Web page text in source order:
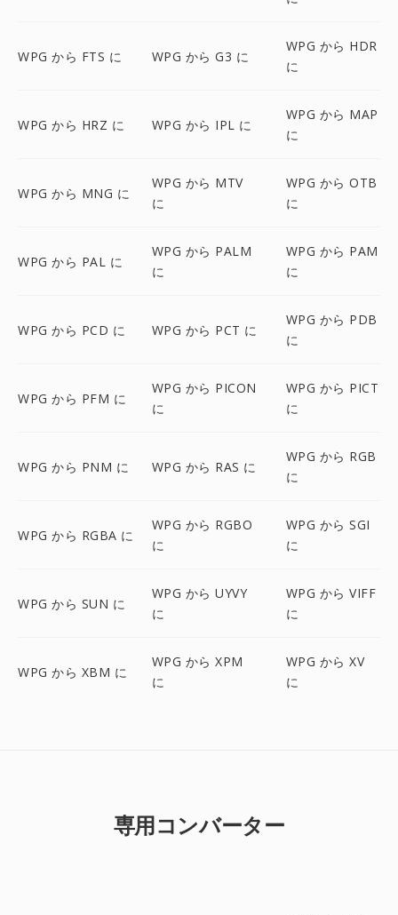
WPG から FTS に WPG から G3 に
WPG から HDR
に
WPG から HRZ に WPG から IPL に
WPG から MAP
に
WPG から MNG に
WPG から MTV
に
WPG から OTB
に
WPG から PAL に
WPG から PALM
に
WPG から PAM
に
WPG から PCD に WPG から PCT に
WPG から PDB
に
WPG から PFM に
WPG から PICON
に
WPG から PICT
に
WPG から PNM に WPG から RAS に
WPG から RGB
に
WPG から RGBA に
WPG から RGBO
に
WPG から SGI
に
WPG から SUN に
WPG から UYVY
に
WPG から VIFF
に
WPG から XBM に
WPG から XPM
に
WPG から XV
に
専用コンバーター